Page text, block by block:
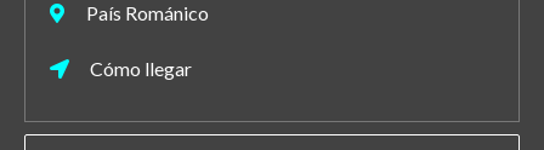
País Románico
Cómo llegar